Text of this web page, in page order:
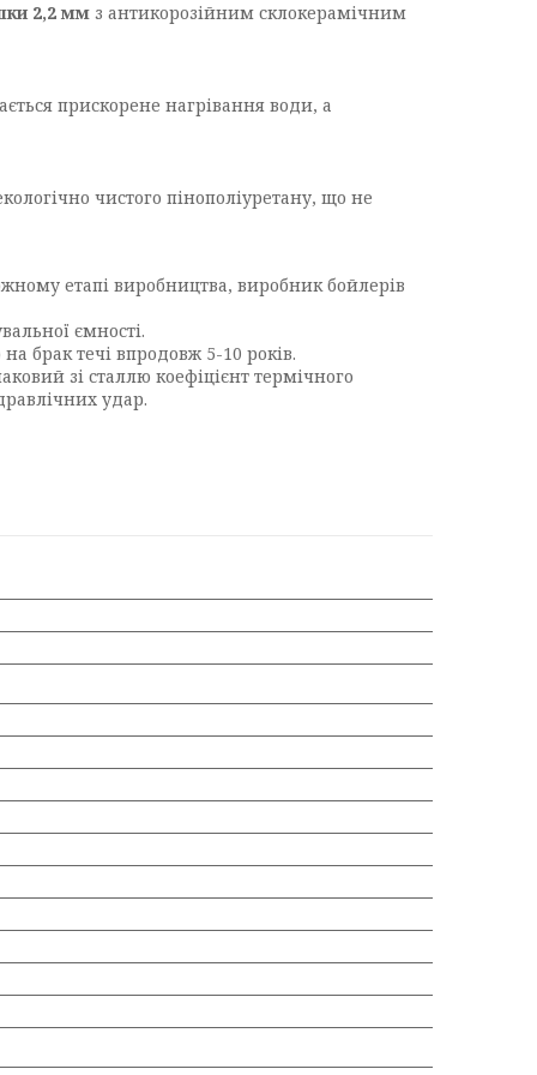
2,2 мм з антикорозійним склокерамічним
прискорене нагрівання води, а
чистого пінополіуретану, що не
етапі виробництва, виробник бойлерів
ємності.
брак течі впродовж 5-10 років.
зі сталлю коефіцієнт термічного
удар.